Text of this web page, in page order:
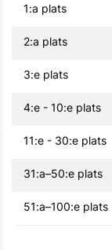
1:a plats
2:a plats
3:e plats
4:e - 10:e plats
11:e - 30:e plats
31:a–50:e plats
51:a–100:e plats